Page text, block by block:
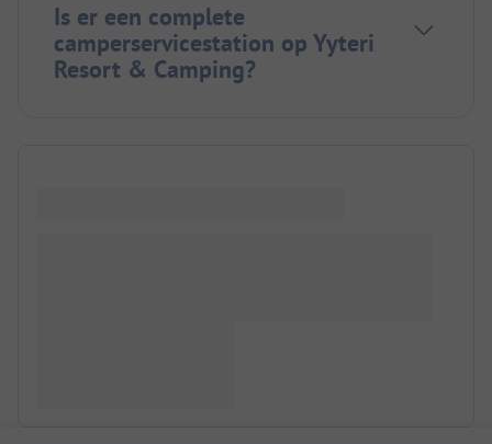
Is er een complete
camperservicestation op Yyteri
Resort & Camping?